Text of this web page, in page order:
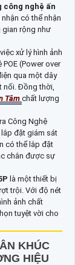
công nghệ ấn
có thể nhận
gian rộng như
xử lý hình ảnh
(Power over
qua một dây
nối. Đồng thời,
Tâm chất lượng
Công Nghệ
lắp đặt giám sát
có thể lắp đặt
chắn được sự
là một thiết bị
trội. Với độ nét
ảnh chất
tuyệt vời cho
KHÚC
HIỆU